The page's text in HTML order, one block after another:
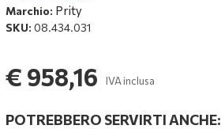
Marchio: Prity
SKU: 08.434.031
€ 958,16 IVA inclusa
POTREBBERO SERVIRTI ANCHE: